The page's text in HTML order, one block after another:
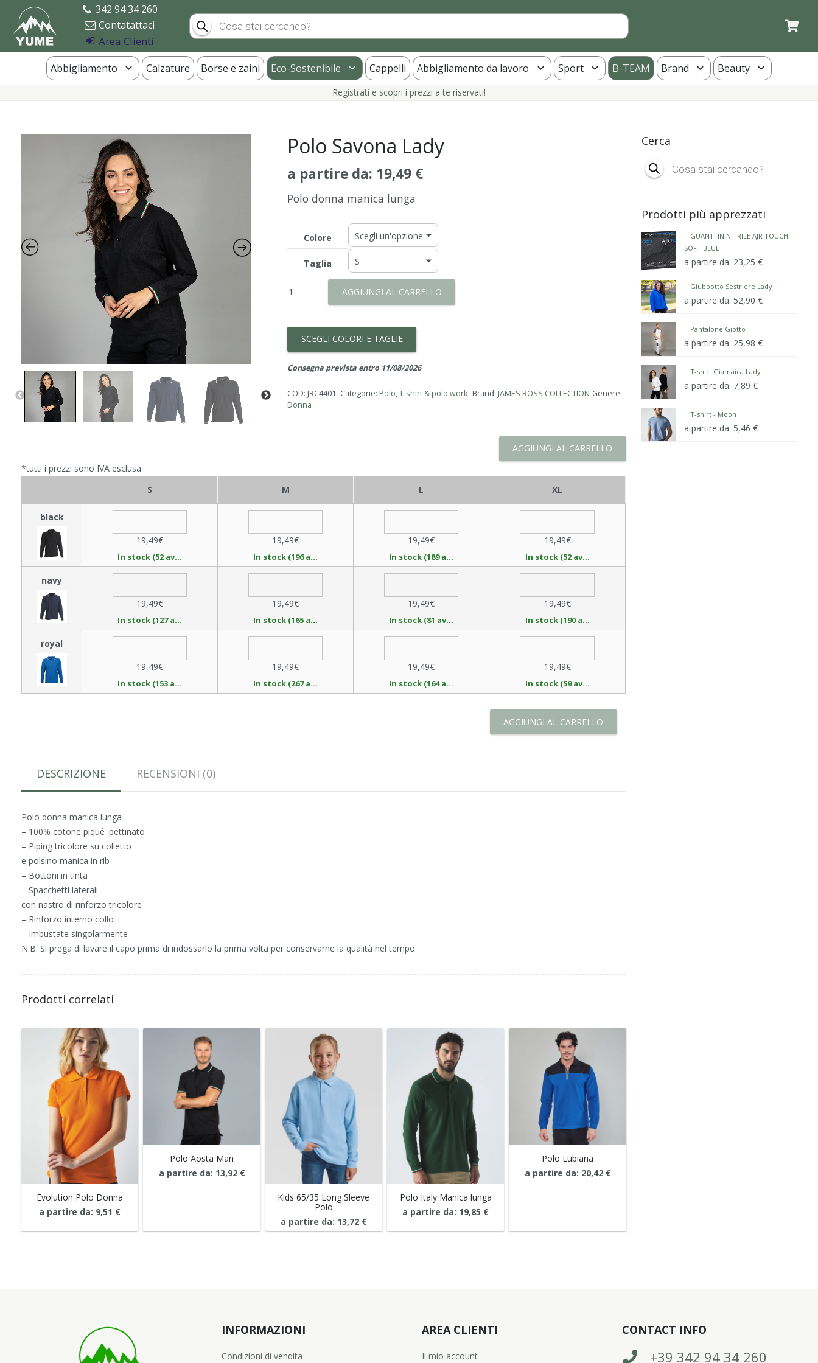
342 94 34 260
Contatattaci
Area Clienti
Products
search
Abbigliamento Calzature Borse e zaini Eco-Sostenibile Cappelli Abbigliamento da lavoro Sport B-TEAM Brand Beauty
Registrati e scopri i prezzi a te riservati!
Polo Savona Lady
a partire da: 19,49 €
Polo donna manica lunga
Colore
Taglia
Polo
Savona
quantità
AGGIUNGI AL CARRELLO
SCEGLI COLORI E TAGLIE
Consegna prevista entro 11/08/2026
COD: JRC4401 Categorie: Polo,T-shirt & polo work Brand: JAMES ROSS COLLECTION Genere:
Donna
AGGIUNGI AL CARRELLO
*tutti i prezzi sono IVA esclusa
S
M L XL
black
19,49€
In stock (52 available)
19,49€
In stock (196 available)
19,49€
In stock (189 available)
19,49€
In stock (52 available)
navy
19,49€
In stock (127 available)
19,49€
In stock (165 available)
19,49€
In stock (81 available)
19,49€
In stock (190 available)
royal
19,49€
In stock (153 available)
19,49€
In stock (267 available)
19,49€
In stock (164 available)
19,49€
In stock (59 available)
AGGIUNGI AL CARRELLO
DESCRIZIONE RECENSIONI (0)
Polo donna manica lunga
– 100% cotone piqué pettinato
– Piping tricolore su colletto
e polsino manica in rib
– Bottoni in tinta
– Spacchetti laterali
con nastro di rinforzo tricolore
– Rinforzo interno collo
– Imbustate singolarmente
N.B. Si prega di lavare il capo prima di indossarlo la prima volta per conservarne la qualità nel tempo
Prodotti correlati
Evolution Polo Donna
a partire da: 9,51 €
Polo Aosta Man
a partire da: 13,92 €
Kids 65/35 Long Sleeve
Polo
a partire da: 13,72 €
Polo Italy Manica lunga
a partire da: 19,85 €
Polo Lubiana
a partire da: 20,42 €
Cerca
search
Prodotti più apprezzati
GUANTI IN NITRILE AJR TOUCH
SOFT BLUE
a partire da: 23,25€
Giubbotto Sestriere Lady
a partire da: 52,90€
Pantalone Giotto
a partire da: 25,98€
T-shirt Giamaica Lady
a partire da: 7,89€
T-shirt - Moon
a partire da: 5,46€
INFORMAZIONI
Condizioni di vendita
AREA CLIENTI
Il mio account
CONTACT INFO
+39 342 94 34 260